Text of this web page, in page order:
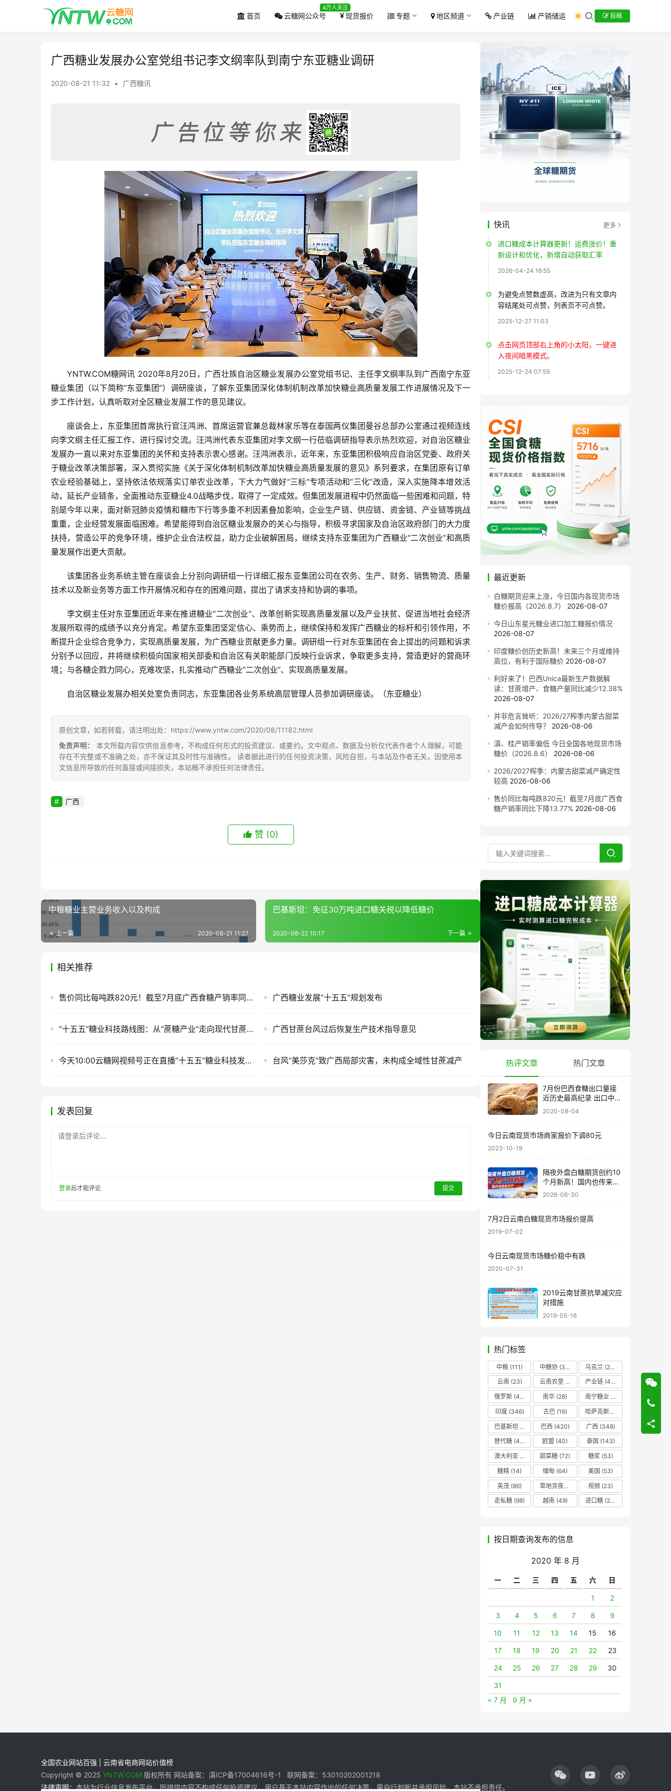
首页 云糖网公众号
4万人关注
现货报价 专题 地区频道 产业链 产销储运 投稿
广西糖业发展办公室党组书记李文纲率队到南宁东亚糖业调研
2020-08-21 11:32 • 广西糖讯
YNTW.COM糖网讯 2020年8月20日，广西壮族自治区糖业发展办公室党组书记、主任李文纲率队到广西南宁东亚
糖业集团（以下简称“东亚集团”）调研座谈，了解东亚集团深化体制机制改革加快糖业高质量发展工作进展情况及下一
步工作计划，认真听取对全区糖业发展工作的意见建议。
座谈会上，东亚集团首席执行官汪鸿洲、首席运营官兼总裁林家乐等在泰国两仪集团曼谷总部办公室通过视频连线
向李文纲主任汇报工作、进行探讨交流。汪鸿洲代表东亚集团对李文纲一行莅临调研指导表示热烈欢迎，对自治区糖业
发展办一直以来对东亚集团的关怀和支持表示衷心感谢。汪鸿洲表示，近年来，东亚集团积极响应自治区党委、政府关
于糖业改革决策部署，深入贯彻实施《关于深化体制机制改革加快糖业高质量发展的意见》系列要求，在集团原有订单
农业经验基础上，坚持依法依规落实订单农业改革，下大力气做好“三标”专项活动和“三化”改造，深入实施降本增效活
动，延长产业链条，全面推动东亚糖业4.0战略步伐，取得了一定成效。但集团发展进程中仍然面临一些困难和问题，特
别是今年以来，面对新冠肺炎疫情和糖市下行等多重不利因素叠加影响，企业生产链、供应链、资金链、产业链等挑战
重重，企业经营发展面临困难。希望能得到自治区糖业发展办的关心与指导，积极寻求国家及自治区政府部门的大力度
扶持，营造公平的竞争环境，维护企业合法权益，助力企业破解困局，继续支持东亚集团为广西糖业“二次创业”和高质
量发展作出更大贡献。
该集团各业务系统主管在座谈会上分别向调研组一行详细汇报东亚集团公司在农务、生产、财务、销售物流、质量
技术以及新业务等方面工作开展情况和存在的困难问题，提出了请求支持和协调的事项。
李文纲主任对东亚集团近年来在推进糖业“二次创业”、改革创新实现高质量发展以及产业扶贫、促进当地社会经济
发展所取得的成绩予以充分肯定。希望东亚集团坚定信心、乘势而上，继续保持和发挥广西糖业的标杆和引领作用，不
断提升企业综合竞争力，实现高质量发展，为广西糖业贡献更多力量。调研组一行对东亚集团在会上提出的问题和诉求
分别予以回应，并将继续积极向国家相关部委和自治区有关职能部门反映行业诉求，争取更多支持，营造更好的营商环
境；与各糖企戮力同心，克难攻坚，扎实推动广西糖业“二次创业”、实现高质量发展。
自治区糖业发展办相关处室负责同志，东亚集团各业务系统高层管理人员参加调研座谈。（东亚糖业）
原创文章，如若转载，请注明出处：https://www.yntw.com/2020/08/11182.html
免责声明：
本文所载内容仅供信息参考，不构成任何形式的投资建议、或要约。文中观点、数据及分析仅代表作者个人理解，可能
存在不完整或不准确之处，亦不保证其及时性与准确性。 读者据此进行的任何投资决策，风险自担，与本站及作者无关。因使用本
文信息所导致的任何直接或间接损失，本站概不承担任何法律责任。
广西
赞 (0)
中粮糖业主营业务收入以及构成
上一篇 2020-08-21 11:27
巴基斯坦：免征30万吨进口糖关税以降低糖价
下一篇
2020-08-22 10:17
相关推荐
售价同比每吨跌820元！截至7月底广西食糖产销率同比下降13.77% 广西糖业发展“十五五”规划发布
“十五五”糖业科技路线图：从“蔗糖产业”走向现代甘蔗产业 广西甘蔗台风过后恢复生产技术指导意见
今天10:00云糖网视频号正在直播”十五五“糖业科技发展思考…… 台风“美莎克”致广西局部灾害，未构成全域性甘蔗减产
发表回复
请登录后评论...
登录后才能评论 提交
快讯 更多
进口糖成本计算器更新！运费涨价！重
新设计和优化，新增自动获取汇率
2026-04-24 16:55
为避免点赞数虚高，改进为只有文章内
容结尾处可点赞，列表页不可点赞。
2025-12-27 11:03
点击网页顶部右上角的小太阳，一键进
入夜间暗黑模式。
2025-12-24 07:59
最近更新
白糖期货迎来上涨，今日国内各现货市场
糖价报高（2026.8.7）
2026-08-07
今日山东星光糖业进口加工糖报价情况
2026-08-07
印度糖价创历史新高！未来三个月或维持
高位，有利于国际糖价 2026-08-07
利好来了！巴西Unica最新生产数据解
读：甘蔗增产、食糖产量同比减少12.38%
2026-08-07
并非危言耸听：2026/27榨季内蒙古甜菜
减产会如何传导？
2026-08-06
滇、桂产销率偏低 今日全国各地现货市场
糖价（2026.8.6）
2026-08-06
2026/2027榨季：内蒙古甜菜减产确定性
较高 2026-08-06
售价同比每吨跌820元！截至7月底广西食
糖产销率同比下降13.77% 2026-08-06
热评文章 热门文章
7月份巴西食糖出口量接
近历史最高纪录 出口中国
超40万吨
2020-08-04
今日云南现货市场商家报价下调80元
2023-10-19
隔夜外盘白糖期货创约10
个月新高！国内也传来利
好……
2026-06-30
7月2日云南白糖现货市场报价提高
2019-07-02
今日云南现货市场糖价稳中有跌
2020-07-31
2019云南甘蔗抗旱减灾应
对措施
2019-05-16
热门标签
中粮 (111) 中糖协 (37) 乌克兰 (20)
云南(23) 云南农垦 产业链 (42)
俄罗斯 (43) 南华 (28) 南宁糖业
印度(346) 古巴(16) 哈萨克斯坦
巴基斯坦
巴西(420) 广西 (348)
替代糖 (48) 欧盟 (40) 泰国 (143)
澳大利亚
甜菜糖 (72) 糖浆 (53)
糖精 (14) 缅甸 (64) 美国 (53)
英茂 (86) 草地贪夜蛾 视频 (23)
走私糖 (98) 越南(49) 进口糖 (236)
按日期查询发布的信息
2020 年 8 月
一 二 三 四 五 六 日
1 2
3 4 5 6 7 8 9
10 11 12 13 14 15 16
17 18 19 20 21 22 23
24 25 26 27 28 29 30
31
« 7 月
9 月 »
全国农业网站百强 | 云南省电商网站价值榜
Copyright © 2025 YNTW.COM 版权所有 网站备案：滇ICP备17004616号-1 联网备案：53010202001218
法律声明：本站为行业信息发布平台，所提供内容不构成任何投资建议。用户基于本站内容作出的任何决策，需自行判断并承担风险，本站不承担责任。